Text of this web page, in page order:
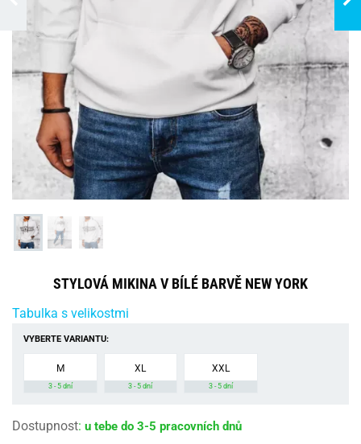
STYLOVÁ MIKINA V BÍLÉ BARVĚ NEW YORK
Tabulka s velikostmi
VYBERTE VARIANTU:
M
3 - 5 dní
XL
3 - 5 dní
XXL
3 - 5 dní
Dostupnost: u tebe do 3-5 pracovních dnů